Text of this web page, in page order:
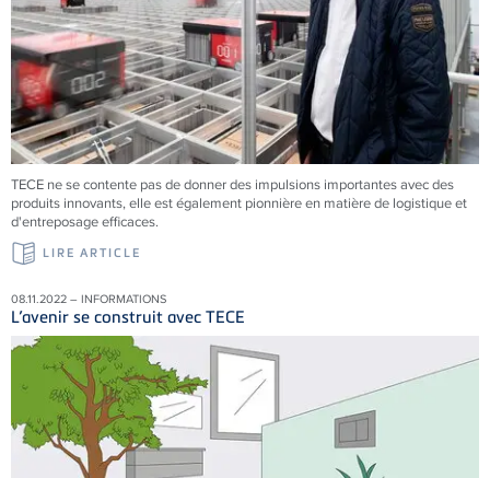
TECE ne se contente pas de donner des impulsions importantes avec des
produits innovants, elle est également pionnière en matière de logistique et
d'entreposage efficaces.
LIRE ARTICLE
08.11.2022 – INFORMATIONS
L’avenir se construit avec TECE